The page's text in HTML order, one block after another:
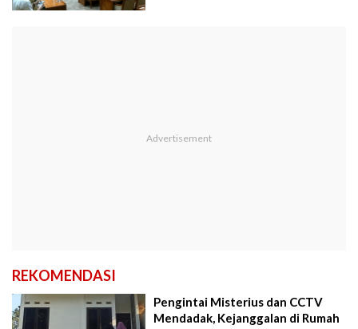
REKOMENDASI
Pengintai Misterius dan CCTV
Mendadak, Kejanggalan di Rumah